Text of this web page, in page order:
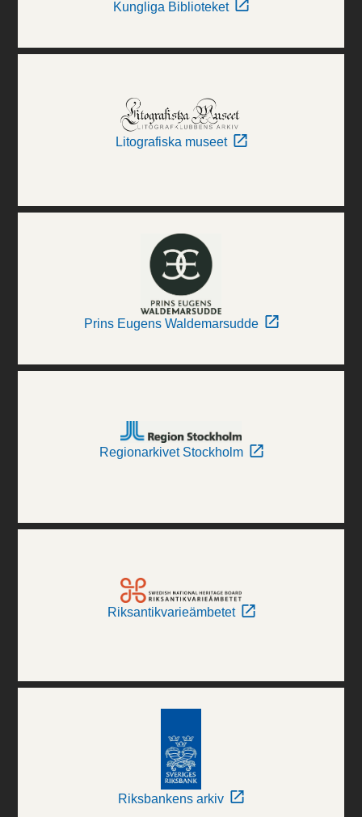
Kungliga Biblioteket
Litografiska museet
Prins Eugens Waldemarsudde
Regionarkivet Stockholm
Riksantikvarieämbetet
Riksbankens arkiv